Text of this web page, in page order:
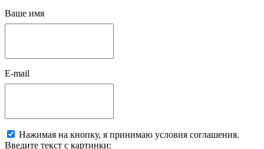
Ваше имя
E-mail
Нажимая на кнопку, я принимаю условия соглашения.
Введите текст с картинки: